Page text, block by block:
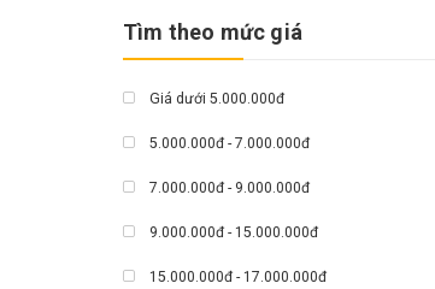
Tìm theo mức giá
Giá dưới 5.000.000đ
5.000.000đ - 7.000.000đ
7.000.000đ - 9.000.000đ
9.000.000đ - 15.000.000đ
15.000.000đ - 17.000.000đ